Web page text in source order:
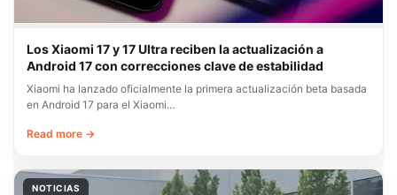
Los Xiaomi 17 y 17 Ultra reciben la actualización a
Android 17 con correcciones clave de estabilidad
Xiaomi ha lanzado oficialmente la primera actualización beta basada
en Android 17 para el Xiaomi…
Read more →
NOTICIAS